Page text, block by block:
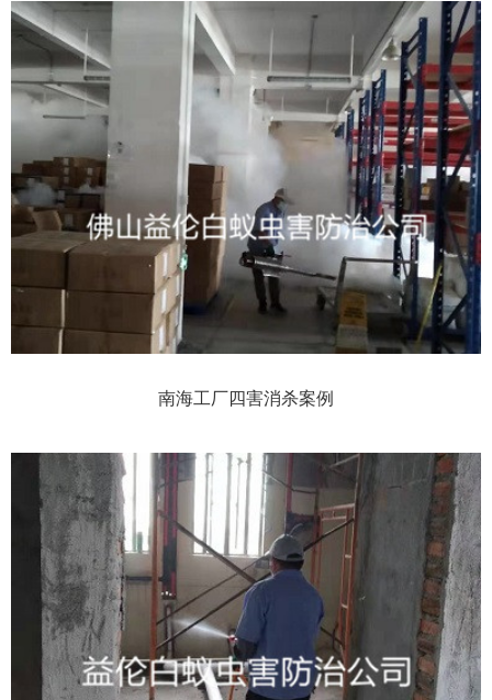
南海工厂四害消杀案例